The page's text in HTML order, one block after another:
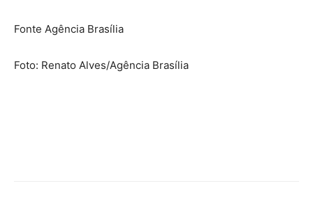
Fonte Agência Brasília
Foto: Renato Alves/Agência Brasília